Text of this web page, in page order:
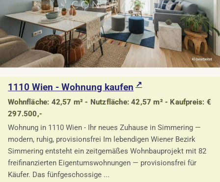
1110 Wien - Wohnung kaufen
Wohnfläche: 42,57 m² - Nutzfläche: 42,57 m² - Kaufpreis: €
297.500,-
Wohnung in 1110 Wien - Ihr neues Zuhause in Simmering —
modern, ruhig, provisionsfrei Im lebendigen Wiener Bezirk
Simmering entsteht ein zeitgemäßes Wohnbauprojekt mit 82
freifinanzierten Eigentumswohnungen — provisionsfrei für
Käufer. Das fünfgeschossige ...